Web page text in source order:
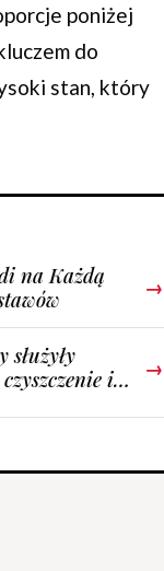
poniżej
do
stan, który
na Każdą
→
i
→